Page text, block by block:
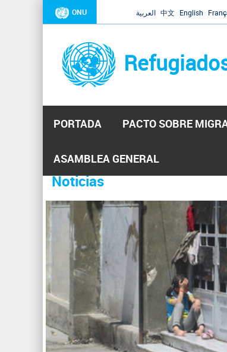
ONU العربية 中文 English
PORTADA PACTO SOBRE
ASAMBLEA GENERAL
Se
encuentra
usted
aquí
Noticias
31 Ene 2019 -
El Secretario General ha respondido a la
ha reiterado que la ONU está lista para